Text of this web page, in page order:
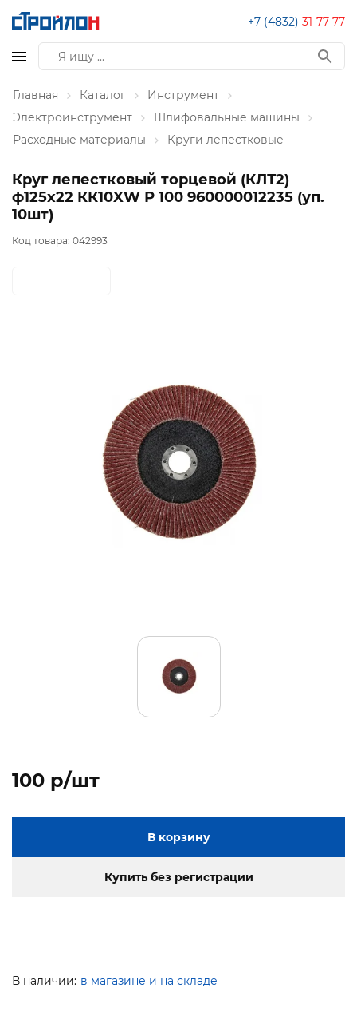
+7 (4832) 31-77-77
Главная Каталог
Инструмент
Электроинструмент
Шлифовальные машины
Расходные материалы
Круги лепестковые
Круг лепестковый торцевой (КЛТ2)
ф125х22 КК10XW Р 100 960000012235 (уп.
10шт)
Код товара: 042993
100 p/шт
В корзину
Купить без регистрации
В наличии: в магазине и на складе